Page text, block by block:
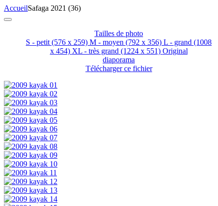
AccueilSafaga 2021 (36)
Tailles de photo
S - petit (576 x 259) M - moyen (792 x 356) L - grand (1008
x 454) XL - très grand (1224 x 551) Original
diaporama
Télécharger ce fichier